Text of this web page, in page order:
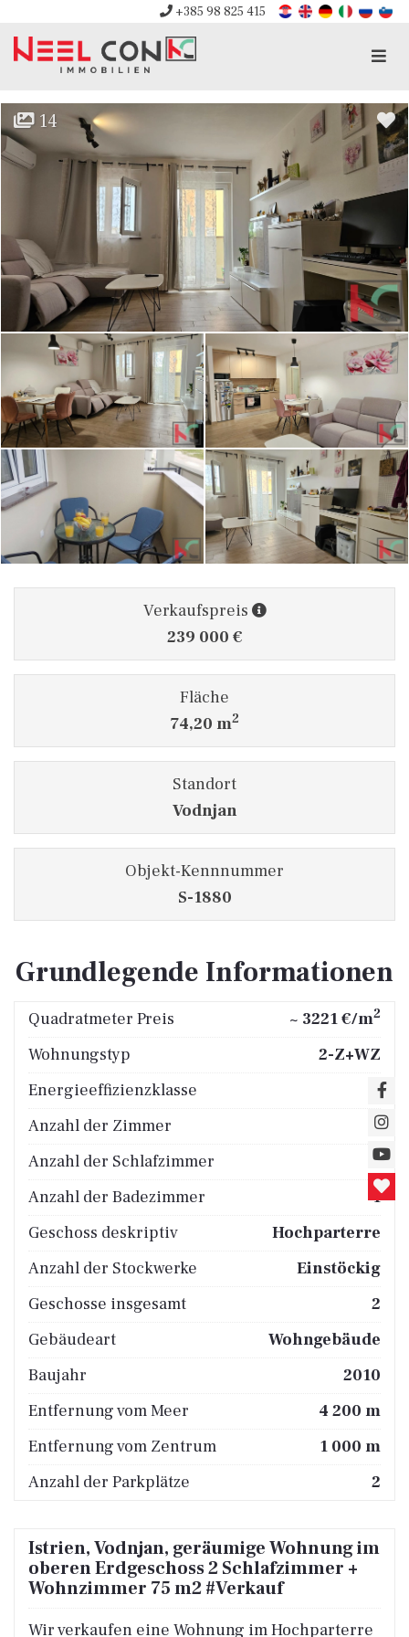
+385 98 825 415
14
Verkaufspreis
239 000 €
Fläche
74,20 m2
Standort
Vodnjan
Objekt-Kennnummer
S-1880
Grundlegende Informationen
Quadratmeter Preis ~ 3221 €/m2
Wohnungstyp
2-Z+WZ
Energieeffizienzklasse
A
Anzahl der Zimmer
3
Anzahl der Schlafzimmer
2
Anzahl der Badezimmer
1
Geschoss deskriptiv
Hochparterre
Anzahl der Stockwerke
Einstöckig
Geschosse insgesamt
2
Gebäudeart
Wohngebäude
Baujahr
2010
Entfernung vom Meer
4 200 m
Entfernung vom Zentrum
1 000 m
Anzahl der Parkplätze
2
Istrien, Vodnjan, geräumige Wohnung im
oberen Erdgeschoss 2 Schlafzimmer +
Wohnzimmer 75 m2 #Verkauf
Wir verkaufen eine Wohnung im Hochparterre